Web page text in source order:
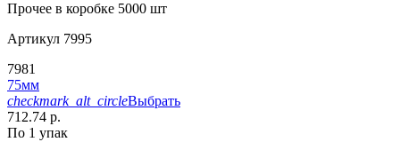
Прочее в коробке 5000 шт
Артикул 7995
7981
75мм
checkmark_alt_circleВыбрать
712.74 р.
По 1 упак